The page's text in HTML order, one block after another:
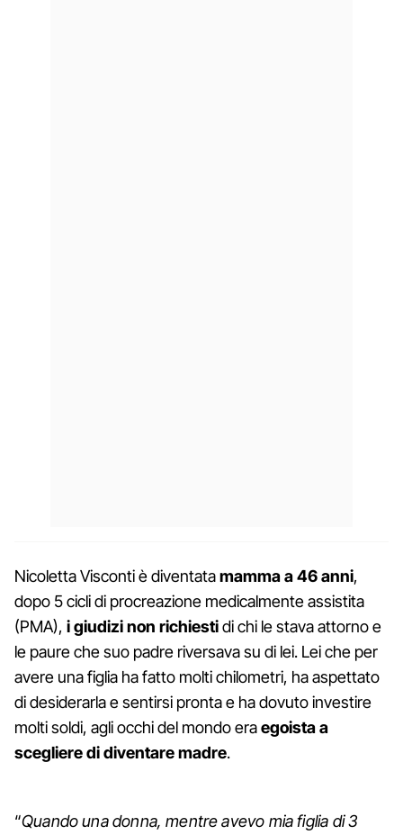
Nicoletta Visconti è diventatamamma a 46 anni,
dopo 5 cicli di procreazione medicalmente assistita
(PMA), i giudizi non richiestidi chi le stava attorno e
le paure che suo padre riversava su di lei. Lei che per
avere una figlia ha fatto molti chilometri, ha aspettato
di desiderarla e sentirsi pronta e ha dovuto investire
molti soldi, agli occhi del mondo eraegoista a
scegliere di diventare madre.
“Quando una donna, mentre avevo mia figlia di 3